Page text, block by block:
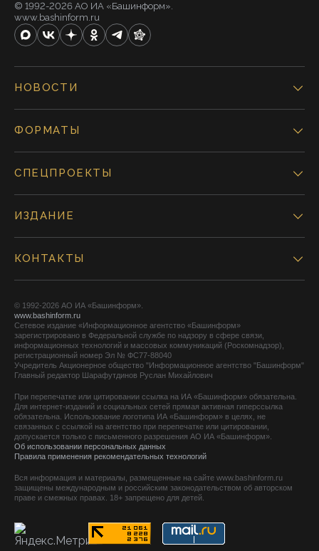
© 1992-2026 АО ИА «Башинформ».
www.bashinform.ru
НОВОСТИ
ФОРМАТЫ
СПЕЦПРОЕКТЫ
ИЗДАНИЕ
КОНТАКТЫ
© 1992-2026 АО ИА «Башинформ».
www.bashinform.ru
Сетевое издание «Информационное агентство «Башинформ»
зарегистрировано в Федеральной службе по надзору в сфере связи,
информационных технологий и массовых коммуникаций (Роскомнадзор),
регистрационный номер Эл № ФС77-88040
Учредитель Акционерное общество "Информационное агентство "Башинформ"
Главный редактор Шарафутдинов Руслан Михайлович
При перепечатке или цитировании ссылка на ИА «Башинформ» обязательна.
Для интернет-изданий и социальных сетей прямая активная гиперссылка
обязательна. Использование логотипа ИА «Башинформ» в целях, не
связанных с ссылкой на агентство при перепечатке или цитировании,
допускается только с письменного разрешения АО ИА «Башинформ».
Об использовании персональных данных
Правила применения рекомендательных технологий
Вся информация и материалы, размещенные на сайте www.bashinform.ru
защищены международным и российским законодательством об авторском
праве и смежных правах. 18+ запрещено для детей.